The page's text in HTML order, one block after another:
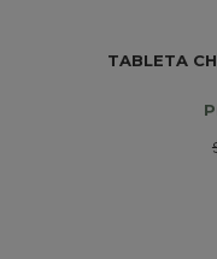
TABLETA